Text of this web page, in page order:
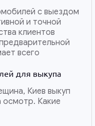
с выездом
и точной
клиентов
всего
для выкупа
Киев выкуп
Какие